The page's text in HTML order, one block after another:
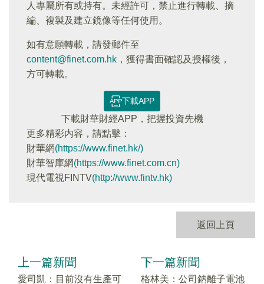
人專屬所有或持有。未經許可，禁止進行轉載、摘
編、複製及建立鏡像等任何使用。
如有意願轉載，請發郵件至
content@finet.com.hk ，獲得書面確認及授權後，
方可轉載。
下載APP
下載財華財經APP，把握投資先機
更多精彩内容，請點擊：
財華網(https://www.finet.hk/)
財華智庫網(https://www.finet.com.cn)
現代電視FINTV(http://www.fintv.hk)
返回上頁
上一篇新聞
愛司凱：目前沒有生產可
下一篇新聞
格林美：公司鈉離子電池